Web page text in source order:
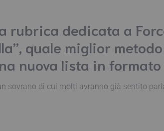
rubrica dedicata a
quale miglior
nuova lista in formato
sovrano di cui molti avranno già sentito